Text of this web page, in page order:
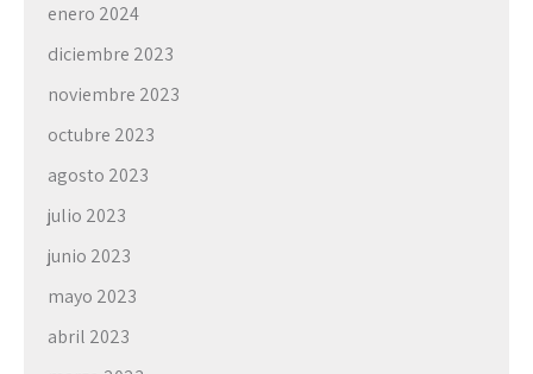
enero 2024
diciembre 2023
noviembre 2023
octubre 2023
agosto 2023
julio 2023
junio 2023
mayo 2023
abril 2023